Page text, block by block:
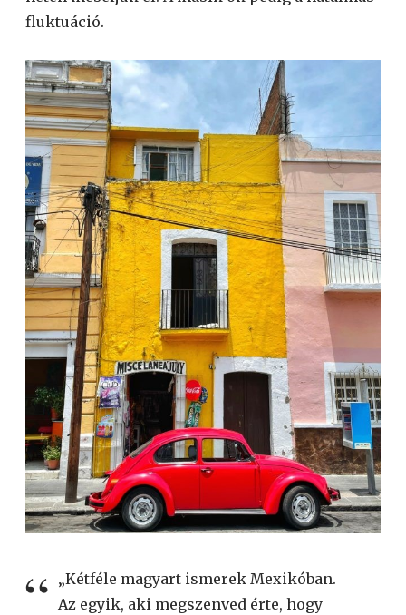
fluktuáció.
„Kétféle magyart ismerek Mexikóban.
Az egyik, aki megszenved érte, hogy